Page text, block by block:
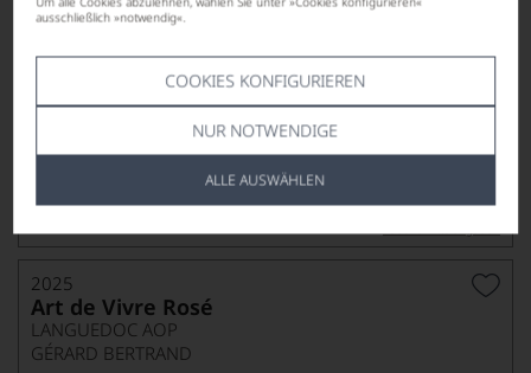
ausschließlich »notwendig«.
COOKIES KONFIGURIEREN
NUR NOTWENDIGE
ALLE AUSWÄHLEN
2025
Art de Vivre Rosé
LANGUEDOC AOP
GÉRARD BERTRAND